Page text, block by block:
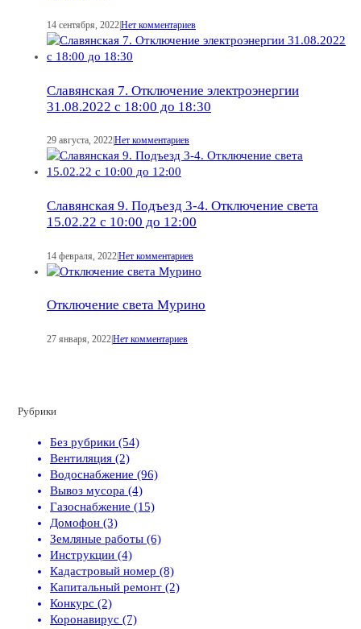
14 сентября, 2022Нет комментариев
Славянская 7. Отключение электроэнергии
31.08.2022 с 18:00 до 18:30
29 августа, 2022Нет комментариев
Славянская 9. Подъезд 3-4. Отключение света
15.02.22 с 10:00 до 12:00
14 февраля, 2022|Нет комментариев
Отключение света Мурино
27 января, 2022|Нет комментариев
Рубрики
Без рубрики (54)
Вентиляция (2)
Водоснабжение (96)
Вывоз мусора (4)
Газоснабжение (15)
Домофон (3)
Земляные работы (6)
Инструкции (4)
Кадастровый номер (8)
Капитальный ремонт (2)
Конкурс (2)
Коронавирус (7)